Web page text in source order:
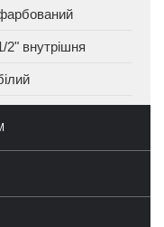
2" внутрішня